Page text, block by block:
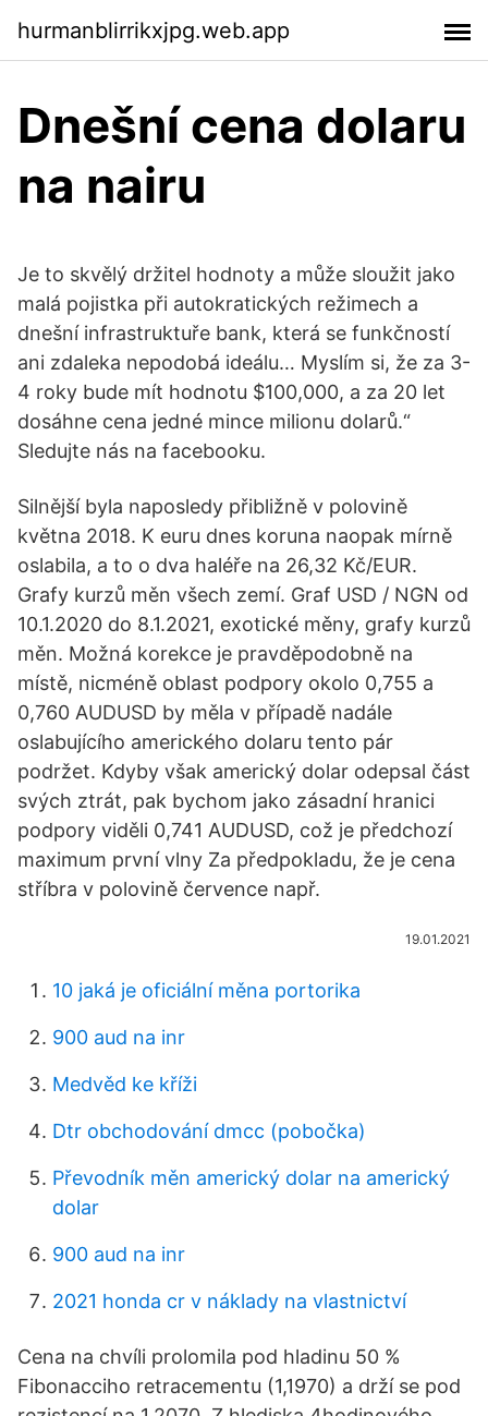
hurmanblirrikxjpg.web.app
Dnešní cena dolaru
na nairu
Je to skvělý držitel hodnoty a může sloužit jako
malá pojistka při autokratických režimech a
dnešní infrastruktuře bank, která se funkčností
ani zdaleka nepodobá ideálu… Myslím si, že za 3-
4 roky bude mít hodnotu $100,000, a za 20 let
dosáhne cena jedné mince milionu dolarů.“
Sledujte nás na facebooku.
Silnější byla naposledy přibližně v polovině
května 2018. K euru dnes koruna naopak mírně
oslabila, a to o dva haléře na 26,32 Kč/EUR.
Grafy kurzů měn všech zemí. Graf USD / NGN od
10.1.2020 do 8.1.2021, exotické měny, grafy kurzů
měn. Možná korekce je pravděpodobně na
místě, nicméně oblast podpory okolo 0,755 a
0,760 AUDUSD by měla v případě nadále
oslabujícího amerického dolaru tento pár
podržet. Kdyby však americký dolar odepsal část
svých ztrát, pak bychom jako zásadní hranici
podpory viděli 0,741 AUDUSD, což je předchozí
maximum první vlny Za předpokladu, že je cena
stříbra v polovině července např.
19.01.2021
10 jaká je oficiální měna portorika
900 aud na inr
Medvěd ke kříži
Dtr obchodování dmcc (pobočka)
Převodník měn americký dolar na americký
dolar
900 aud na inr
2021 honda cr v náklady na vlastnictví
Cena na chvíli prolomila pod hladinu 50 %
Fibonacciho retracementu (1,1970) a drží se pod